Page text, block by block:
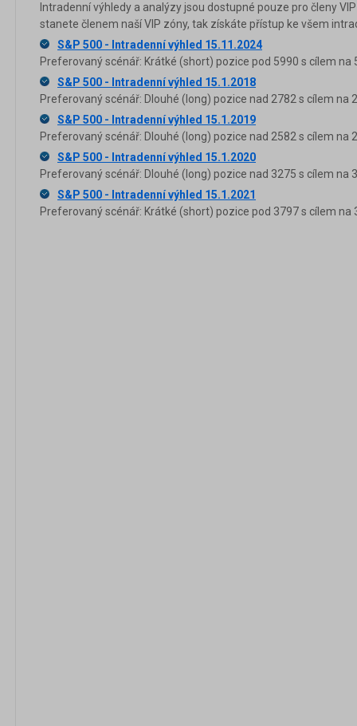
Intradenní výhledy a analýzy jsou dostupné pouze pro členy
stanete členem naší VIP zóny, tak získáte přístup ke všem
S&P 500 - Intradenní výhled 15.11.2024
Preferovaný scénář: Krátké (short) pozice pod 5990 s cílem na
S&P 500 - Intradenní výhled 15.1.2018
Preferovaný scénář: Dlouhé (long) pozice nad 2782 s cílem na
S&P 500 - Intradenní výhled 15.1.2019
Preferovaný scénář: Dlouhé (long) pozice nad 2582 s cílem na
S&P 500 - Intradenní výhled 15.1.2020
Preferovaný scénář: Dlouhé (long) pozice nad 3275 s cílem na
S&P 500 - Intradenní výhled 15.1.2021
Preferovaný scénář: Krátké (short) pozice pod 3797 s cílem na